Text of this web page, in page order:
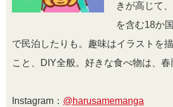
きが高じて
を含む18か
で民泊したりも。趣味はイラストを
こと、DIY全般。好きな食べ物は、春
Instagram： @harusamemanga